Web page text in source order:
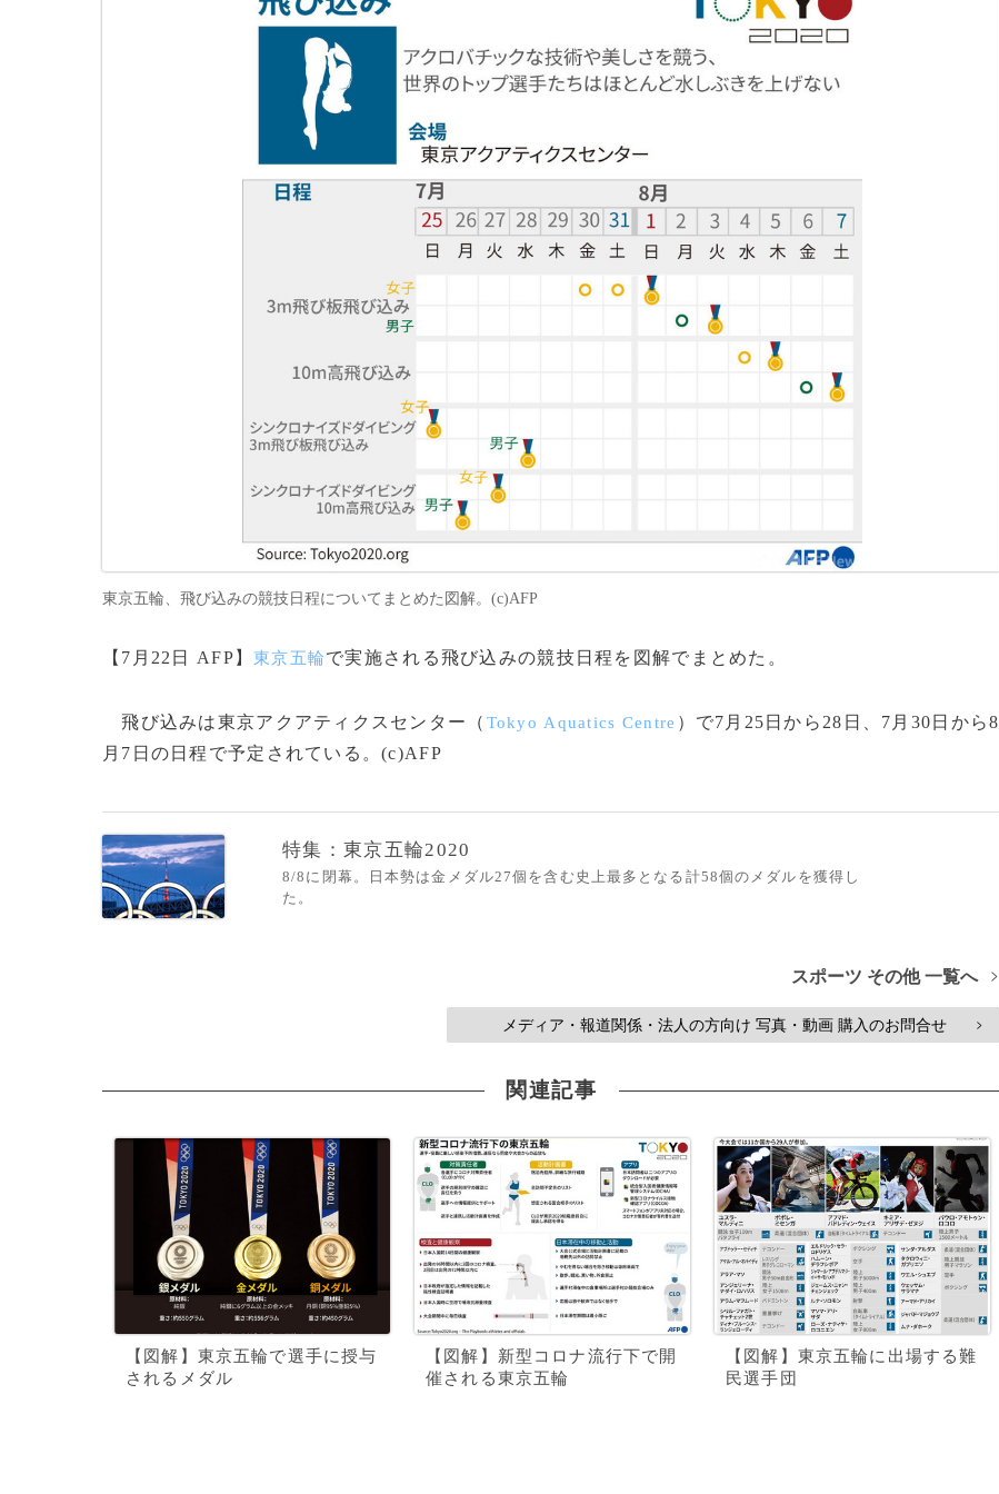
東京五輪、飛び込みの競技日程についてまとめた図解。(c)AFP
【7月22日 AFP】東京五輪で実施される飛び込みの競技日程を図解でまとめた。
飛び込みは東京アクアティクスセンター（ Tokyo Aquatics Centre ）で7月25日から28日、7月30日から8
月7日の日程で予定されている。(c)AFP
特集：東京五輪2020
8/8に閉幕。日本勢は金メダル27個を含む史上最多となる計58個のメダルを獲得し
た。
スポーツ その他 一覧へ >
メディア・報道関係・法人の方向け 写真・動画 購入のお問合せ >
関連記事
【図解】東京五輪で選手に授与
されるメダル
【図解】新型コロナ流行下で開
催される東京五輪
【図解】東京五輪に出場する難
民選手団